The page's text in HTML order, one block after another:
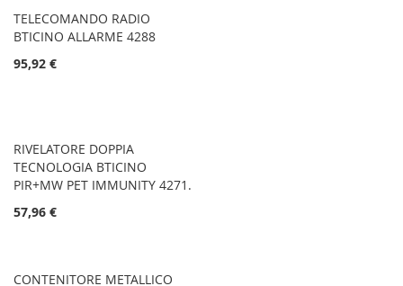
TELECOMANDO RADIO
BTICINO ALLARME 4288
95,92 €
RIVELATORE DOPPIA
TECNOLOGIA BTICINO
PIR+MW PET IMMUNITY 4271.
57,96 €
CONTENITORE METALLICO